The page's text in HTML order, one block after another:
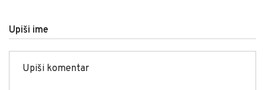
Upiši ime